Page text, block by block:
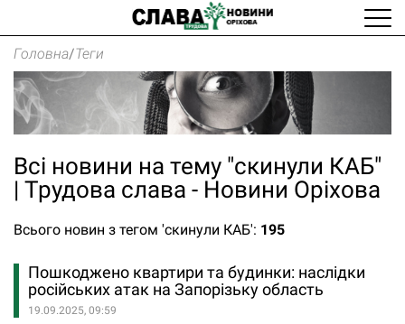
Головна/Теги
Всі новини на тему "скинули КАБ"
| Трудова слава - Новини Оріхова
Всього новин з тегом 'скинули КАБ': 195
Пошкоджено квартири та будинки: наслідки
російських атак на Запорізьку область
19.09.2025, 09:59